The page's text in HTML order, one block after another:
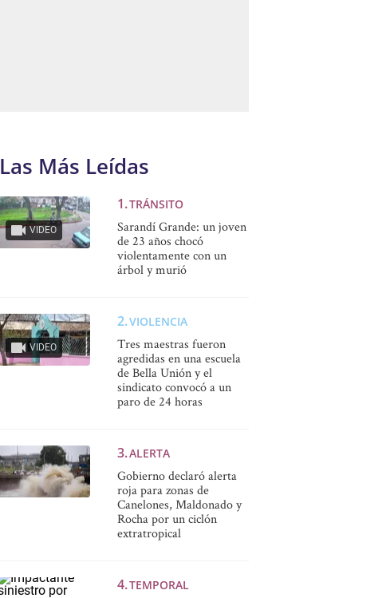
Las Más Leídas
VIDEO
TRÁNSITO
Sarandí Grande: un joven
de 23 años chocó
violentamente con un
árbol y murió
VIDEO
VIOLENCIA
Tres maestras fueron
agredidas en una escuela
de Bella Unión y el
sindicato convocó a un
paro de 24 horas
ALERTA
Gobierno declaró alerta
roja para zonas de
Canelones, Maldonado y
Rocha por un ciclón
extratropical
TEMPORAL